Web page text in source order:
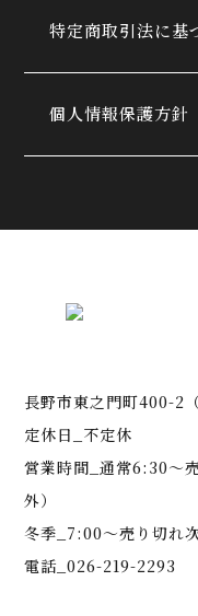
特定商取引法に基
個人情報保護方針
長野市東之門町400-2
定休日_不定休
営業時間_通常6:30～
外）
冬季_7:00～売り切れ
電話_026-219-2293